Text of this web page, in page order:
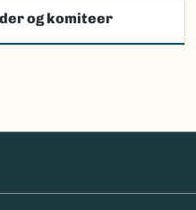
og komiteer